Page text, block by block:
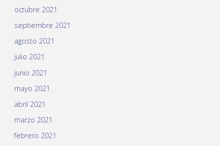
octubre 2021
septiembre 2021
agosto 2021
julio 2021
junio 2021
mayo 2021
abril 2021
marzo 2021
febrero 2021